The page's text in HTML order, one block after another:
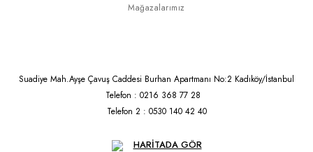
Mağazalarımız
Suadiye Mah.Ayşe Çavuş Caddesi Burhan Apartmanı No:2 Kadıköy/İstanbul
Telefon : 0216 368 77 28
Telefon 2 : 0530 140 42 40
HARİTADA GÖR